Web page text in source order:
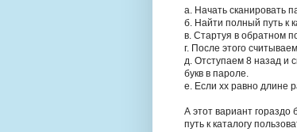
а. Начать сканировать
б. Найти полный путь к
в. Стартуя в обратном
г. После этого
д. Отступаем 8 назад и
букв в пароле.
е. Если xx равно длине
А этот вариант
путь к каталогу